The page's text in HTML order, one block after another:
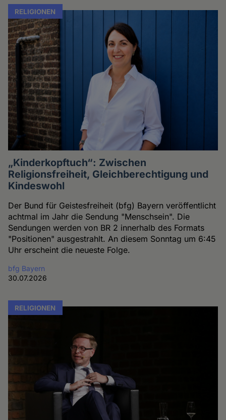
RELIGIONEN
„Kinderkopftuch“: Zwischen
Religionsfreiheit, Gleichberechtigung und
Kindeswohl
Der Bund für Geistesfreiheit (bfg) Bayern veröffentlicht
achtmal im Jahr die Sendung "Menschsein". Die
Sendungen werden von BR 2 innerhalb des Formats
"Positionen" ausgestrahlt. An diesem Sonntag um 6:45
Uhr erscheint die neueste Folge.
bfg Bayern
30.07.2026
RELIGIONEN